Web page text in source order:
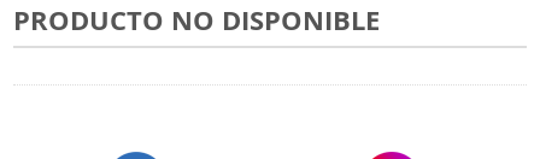
PRODUCTO NO DISPONIBLE